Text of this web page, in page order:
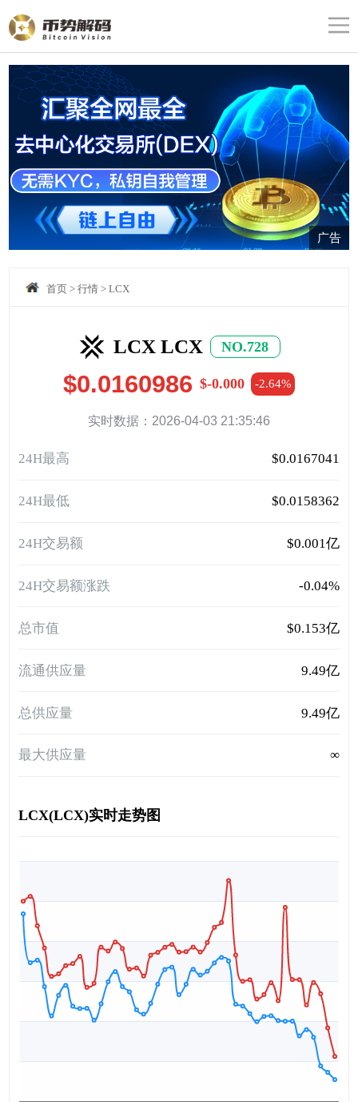
广告
首页> 行情> LCX
LCX LCX NO.728
$0.0160986 $-0.000 -2.64%
实时数据：2026-04-03 21:35:46
24H最高 $0.0167041
24H最低 $0.0158362
24H交易额 $0.001亿
24H交易额涨跌 -0.04%
总市值 $0.153亿
流通供应量 9.49亿
总供应量 9.49亿
最大供应量 ∞
LCX(LCX)实时走势图